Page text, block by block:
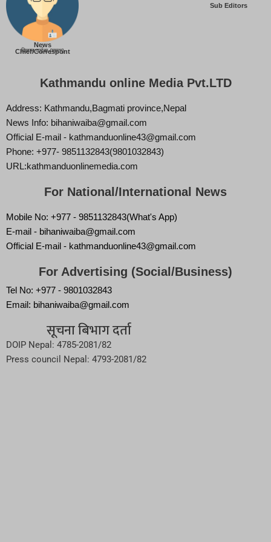
News
Chief/Correspont
बिज्ञान वाईबा (ममता)
Sub Editors
Kathmandu online Media Pvt.LTD
Address: Kathmandu,Bagmati province,Nepal
News Info: bihaniwaiba@gmail.com
Official E-mail - kathmanduonline43@gmail.com
Phone: +977- 9851132843(9801032843)
URL:kathmanduonlinemedia.com
For National/International News
Mobile No: +977 - 9851132843(What's App)
E-mail - bihaniwaiba@gmail.com
Official E-mail - kathmanduonline43@gmail.com
For Advertising (Social/Business)
Tel No: +977 - 9801032843
Email: bihaniwaiba@gmail.com
सूचना बिभाग दर्ता
DOIP Nepal: 4785-2081/82
Press council Nepal: 4793-2081/82